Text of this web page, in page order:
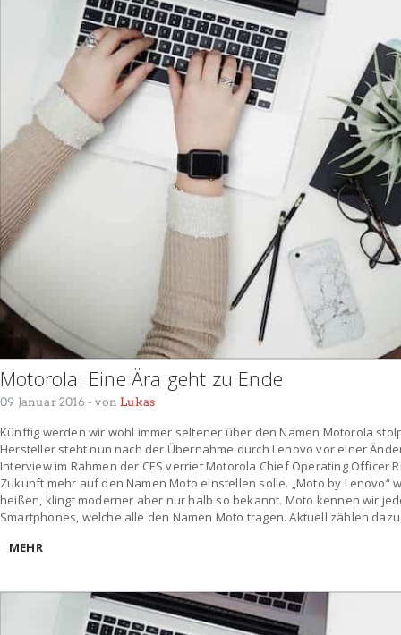
Motorola: Eine Ära geht zu Ende
09 Januar 2016- von Lukas
Künftig werden wir wohl immer seltener über den Namen Motorola
Hersteller steht nun nach der Übernahme durch Lenovo vor einer
Interview im Rahmen der CES verriet Motorola Chief Operating Officer
Zukunft mehr auf den Namen Moto einstellen solle. „Moto by Lenovo“
heißen, klingt moderner aber nur halb so bekannt. Moto kennen wir
Smartphones, welche alle den Namen Moto tragen. Aktuell zählen
MEHR